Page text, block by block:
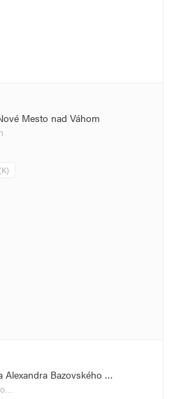
Mesto nad Váhom
Alexandra Bazovského …